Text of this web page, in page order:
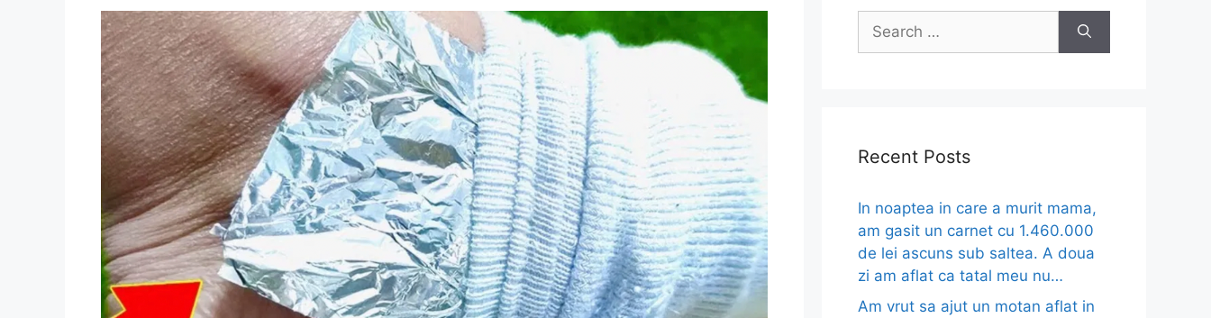
Search
for:
Recent Posts
In noaptea in care a murit mama,
am gasit un carnet cu 1.460.000
de lei ascuns sub saltea. A doua
zi am aflat ca tatal meu nu…
Am vrut sa ajut un motan aflat in